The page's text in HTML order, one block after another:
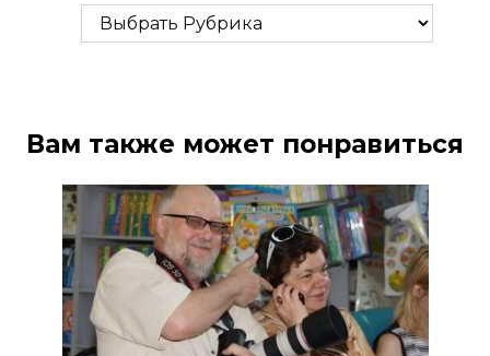
Рубрики
Вам также может понравиться